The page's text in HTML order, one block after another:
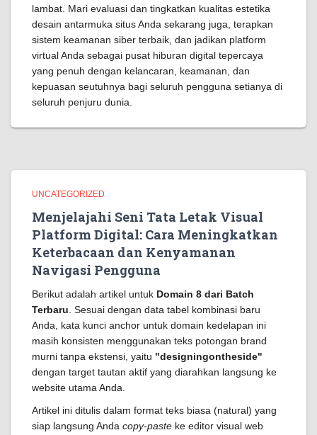
lambat. Mari evaluasi dan tingkatkan kualitas estetika
desain antarmuka situs Anda sekarang juga, terapkan
sistem keamanan siber terbaik, dan jadikan platform
virtual Anda sebagai pusat hiburan digital tepercaya
yang penuh dengan kelancaran, keamanan, dan
kepuasan seutuhnya bagi seluruh pengguna setianya di
seluruh penjuru dunia.
UNCATEGORIZED
Menjelajahi Seni Tata Letak Visual
Platform Digital: Cara Meningkatkan
Keterbacaan dan Kenyamanan
Navigasi Pengguna
Berikut adalah artikel untuk Domain 8 dari Batch
Terbaru . Sesuai dengan data tabel kombinasi baru
Anda, kata kunci anchor untuk domain kedelapan ini
masih konsisten menggunakan teks potongan brand
murni tanpa ekstensi, yaitu "designingontheside"
dengan target tautan aktif yang diarahkan langsung ke
website utama Anda.
Artikel ini ditulis dalam format teks biasa (natural) yang
siap langsung Anda copy-paste ke editor visual web